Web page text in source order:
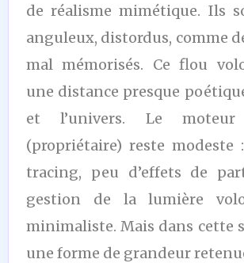
de réalisme mimétique. Ils
anguleux, distordus, comme
mal mémorisés. Ce flou
une distance presque
et l’univers. Le moteur
(propriétaire) reste modeste
tracing, peu d’effets de
gestion de la lumière
minimaliste. Mais dans cette
une forme de grandeur